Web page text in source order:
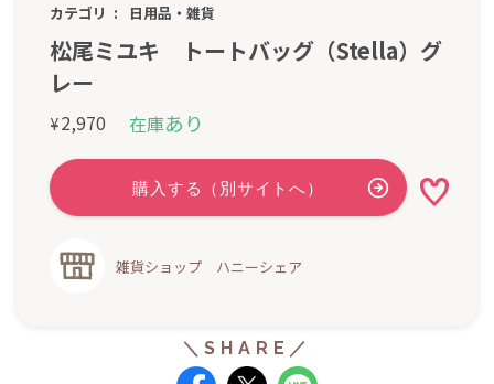
カテゴリ 日用品・雑貨
松尾ミユキ トートバッグ（Stella）グ
レー
¥2,970 在庫あり
雑貨ショップ ハニーシェア